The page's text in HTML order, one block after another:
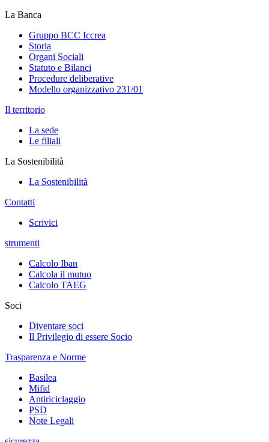
La Banca
Gruppo BCC Iccrea
Storia
Organi Sociali
Statuto e Bilanci
Procedure deliberative
Modello organizzativo 231/01
Il territorio
La sede
Le filiali
La Sostenibilità
La Sostenibilità
Contatti
Scrivici
strumenti
Calcolo Iban
Calcola il mutuo
Calcolo TAEG
Soci
Diventare soci
Il Privilegio di essere Socio
Trasparenza e Norme
Basilea
Mifid
Antiriciclaggio
PSD
Note Legali